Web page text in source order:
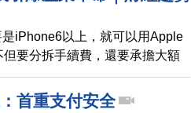
iPhone6以上，就可以用Apple
要分拆手續費，還要承擔大額
要，再等等。
首重支付安全